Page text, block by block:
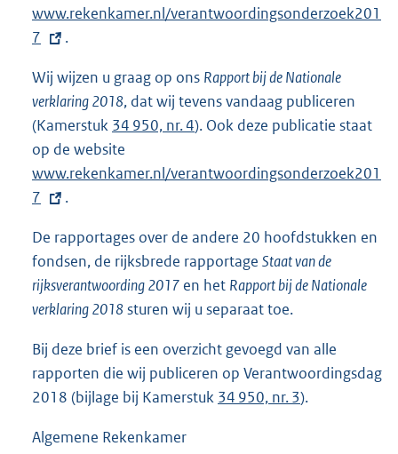
x
r
n
e
i
k
:
www.rekenkamer.nl/verantwoordingsonderzoek201
7
.
Wij wijzen u graag op ons Rapport bij de Nationale
verklaring 2018, dat wij tevens vandaag publiceren
(Kamerstuk 34 950, nr. 4). Ook deze publicatie staat
op de website
x
r
n
e
l
k
www.rekenkamer.nl/verantwoordingsonderzoek201
7
.
De rapportages over de andere 20 hoofdstukken en
fondsen, de rijksbrede rapportage Staat van de
rijksverantwoording 2017 en het Rapport bij de Nationale
verklaring 2018 sturen wij u separaat toe.
Bij deze brief is een overzicht gevoegd van alle
rapporten die wij publiceren op Verantwoordingsdag
2018 (bijlage bij Kamerstuk 34 950, nr. 3).
Algemene Rekenkamer